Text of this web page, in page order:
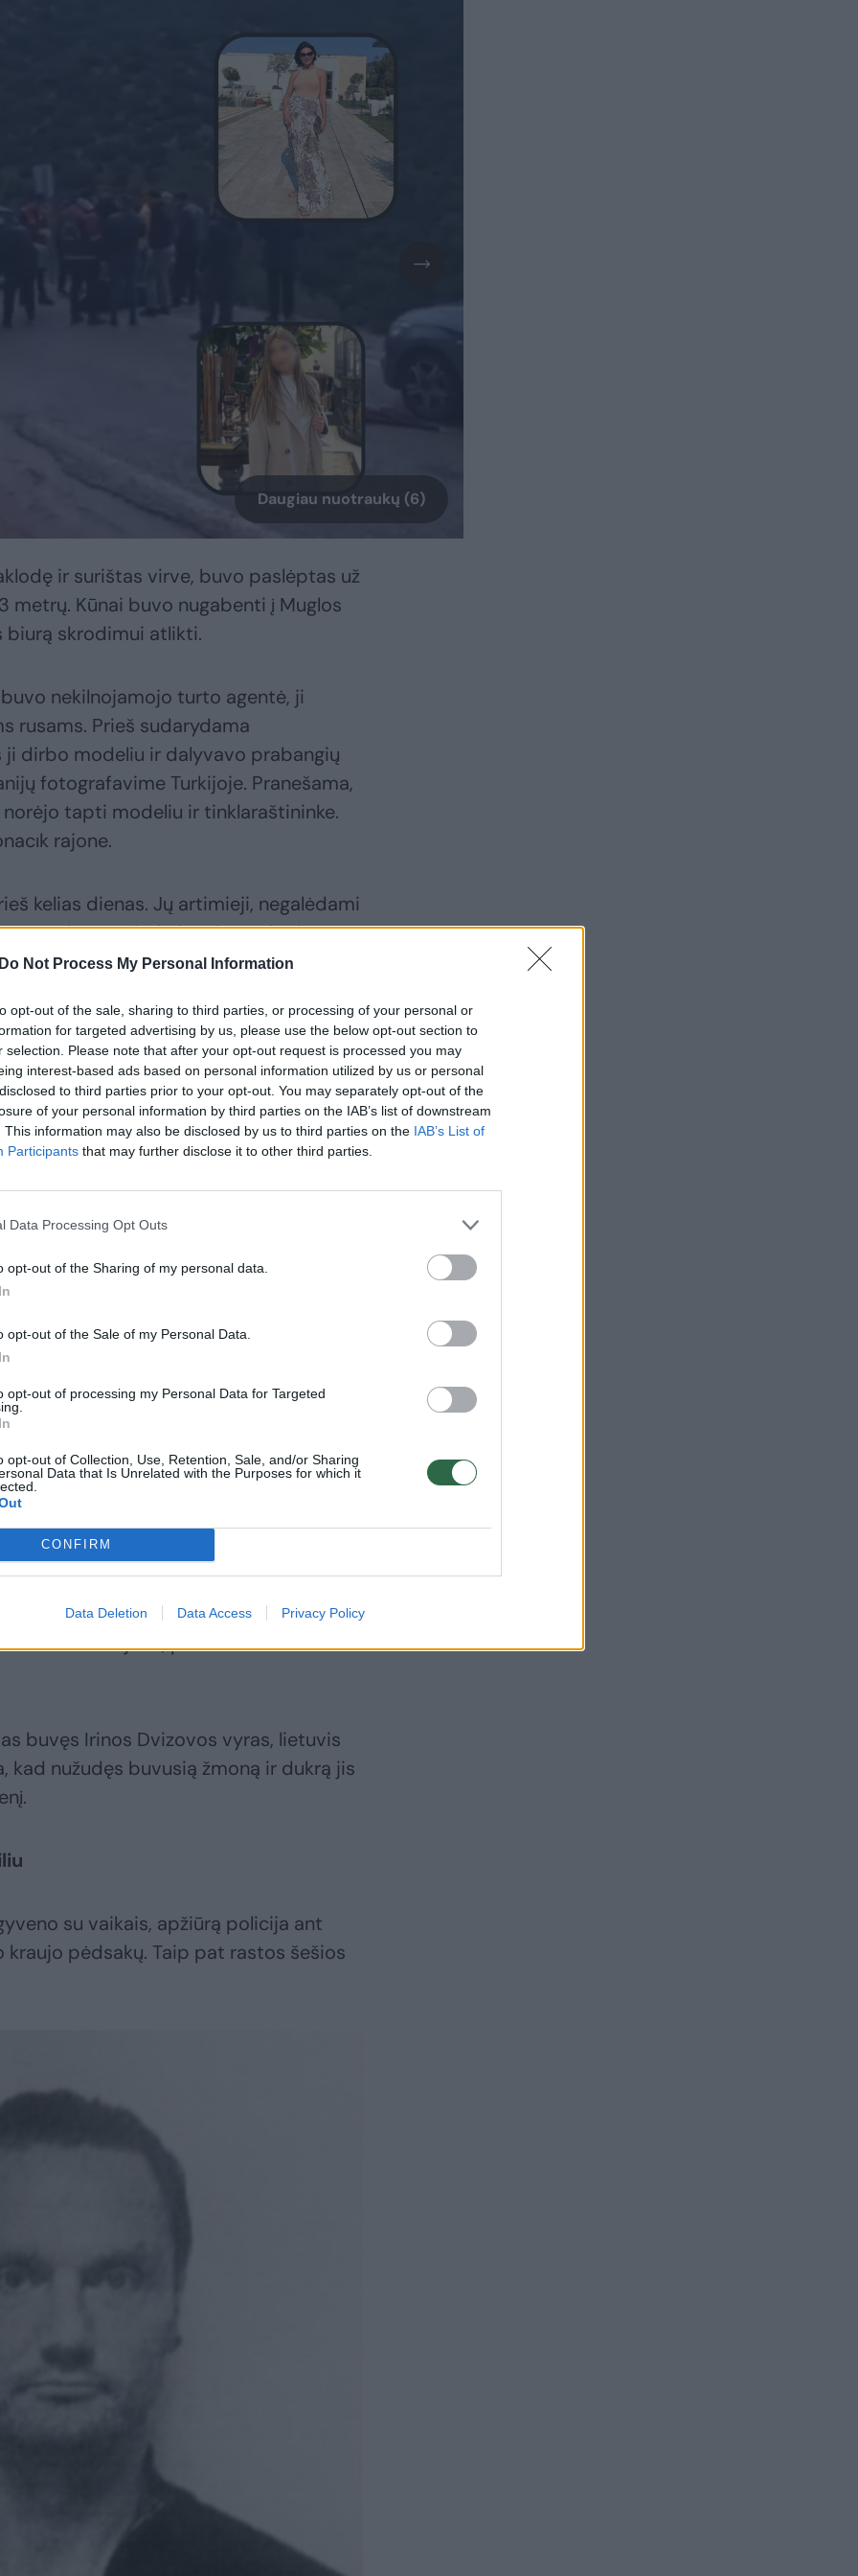
Do Not Process My Personal Information
opt-out of the sale, sharing to third parties, or processing of your personal or
for targeted advertising by us, please use the below opt-out section to
selection. Please note that after your opt-out request is processed you may
interest-based ads based on personal information utilized by us or personal
to third parties prior to your opt-out. You may separately opt-out of the
of your personal information by third parties on the IAB’s list of downstream
This information may also be disclosed by us to third parties on the IAB’s List of
Participants that may further disclose it to other third parties.
Data Processing Opt Outs
opt-out of the Sharing of my personal data.
opt-out of the Sale of my Personal Data.
opt-out of processing my Personal Data for Targeted
opt-out of Collection, Use, Retention, Sale, and/or Sharing
Data that Is Unrelated with the Purposes for which it
CONFIRM
Data Deletion Data Access Privacy Policy
Daugiau nuotraukų (6)
ir surištas virve, buvo paslėptas už
metrų. Kūnai buvo nugabenti į Muglos
skrodimui atlikti.
nekilnojamojo turto agentė, ji
rusams. Prieš sudarydama
dirbo modeliu ir dalyvavo prabangių
fotografavime Turkijoje. Pranešama,
tapti modeliu ir tinklaraštininke.
rajone.
kelias dienas. Jų artimieji, negalėdami
ir pastebėjo kraują ant kėdės.
būti nužudytos, jie kreipėsi į vietinę
buvusią
ir jos
nužudęs
slapstosi
kulkų žymes ir kraują vienoje viloje
dingimo aptiko modelio treneris ir
Patikrinusi vaizdo stebėjimo
išvažiuojantį automobilį, atsekusi
Icmeler rajone, prie Tavsanburnu
buvęs Irinos Dvizovos vyras, lietuvis
kad nužudęs buvusią žmoną ir dukrą jis
su vaikais, apžiūrą policija ant
pėdsakų. Taip pat rastos šešios